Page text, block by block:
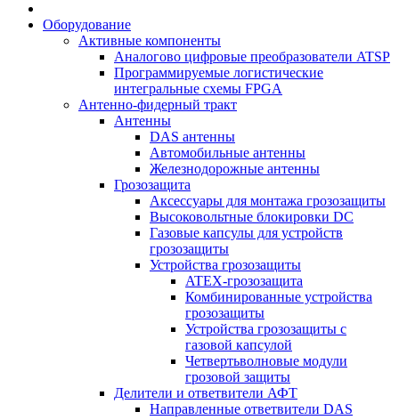
Оборудование
Активные компоненты
Аналогово цифровые преобразователи ATSP
Программируемые логистические
интегральные схемы FPGA
Антенно-фидерный тракт
Антенны
DAS антенны
Автомобильные антенны
Железнодорожные антенны
Грозозащита
Аксессуары для монтажа грозозащиты
Высоковольтные блокировки DC
Газовые капсулы для устройств
грозозащиты
Устройства грозозащиты
ATEX-грозозащита
Комбинированные устройства
грозозащиты
Устройства грозозащиты с
газовой капсулой
Четвертьволновые модули
грозовой защиты
Делители и ответвители АФТ
Направленные ответвители DAS